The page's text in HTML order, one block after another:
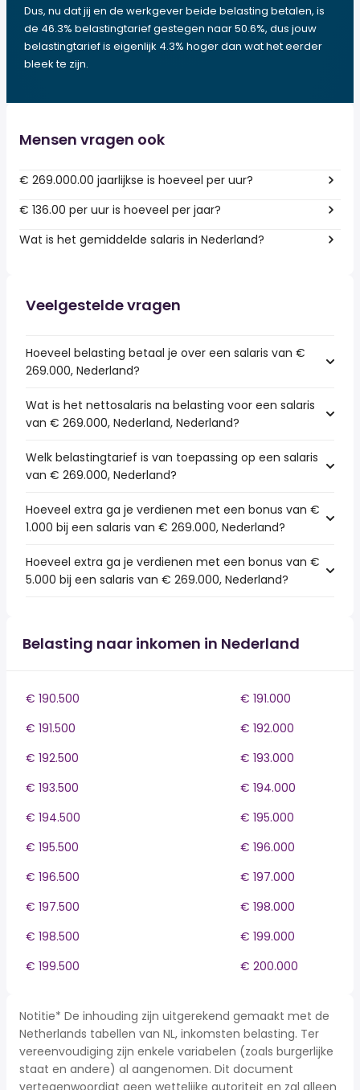
Dus, nu dat jij en de werkgever beide belasting betalen, is
de 46.3% belastingtarief gestegen naar 50.6%, dus jouw
belastingtarief is eigenlijk 4.3% hoger dan wat het eerder
bleek te zijn.
Mensen vragen ook
€ 269.000.00 jaarlijkse is hoeveel per uur?
€ 136.00 per uur is hoeveel per jaar?
Wat is het gemiddelde salaris in Nederland?
Veelgestelde vragen
Hoeveel belasting betaal je over een salaris van €
269.000, Nederland?
Wat is het nettosalaris na belasting voor een salaris
van € 269.000, Nederland, Nederland?
Welk belastingtarief is van toepassing op een salaris
van € 269.000, Nederland?
Hoeveel extra ga je verdienen met een bonus van €
1.000 bij een salaris van € 269.000, Nederland?
Hoeveel extra ga je verdienen met een bonus van €
5.000 bij een salaris van € 269.000, Nederland?
Belasting naar inkomen in Nederland
€ 190.500
€ 191.000
€ 191.500
€ 192.000
€ 192.500
€ 193.000
€ 193.500
€ 194.000
€ 194.500
€ 195.000
€ 195.500
€ 196.000
€ 196.500
€ 197.000
€ 197.500
€ 198.000
€ 198.500
€ 199.000
€ 199.500
€ 200.000
Notitie* De inhouding zijn uitgerekend gemaakt met de
Netherlands tabellen van NL, inkomsten belasting. Ter
vereenvoudiging zijn enkele variabelen (zoals burgerlijke
staat en andere) al aangenomen. Dit document
vertegenwoordigt geen wettelijke autoriteit en zal alleen